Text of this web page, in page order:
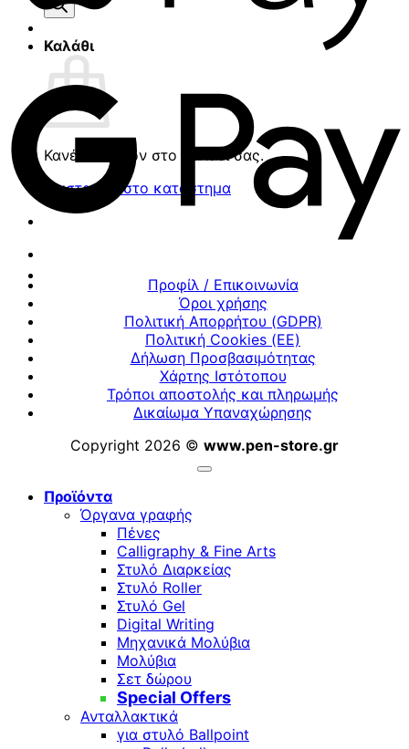
Καλάθι
Κανένα προϊόν στο καλάθι σας.
Επιστροφή στο κατάστημα
Προφίλ / Επικοινωνία
Όροι χρήσης
Πολιτική Απορρήτου (GDPR)
Πολιτική Cookies (ΕΕ)
Δήλωση Προσβασιμότητας
Χάρτης Ιστότοπου
Τρόποι αποστολής και πληρωμής
Δικαίωμα Υπαναχώρησης
Copyright 2026 © www.pen-store.gr
Προϊόντα
Όργανα γραφής
Πένες
Calligraphy & Fine Arts
Στυλό Διαρκείας
Στυλό Roller
Στυλό Gel
Digital Writing
Μηχανικά Μολύβια
Μολύβια
Σετ δώρου
Special Offers
Ανταλλακτικά
για στυλό Ballpoint